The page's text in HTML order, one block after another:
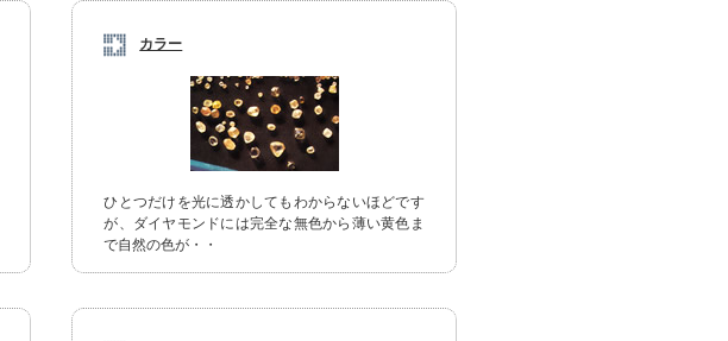
カラー
ひとつだけを光に透かしてもわからないほどです
が、ダイヤモンドには完全な無色から薄い黄色ま
で自然の色が・・